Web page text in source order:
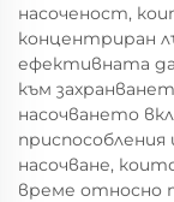
насоченост,
концентриран
ефективната
към
насочването
насочване,
време